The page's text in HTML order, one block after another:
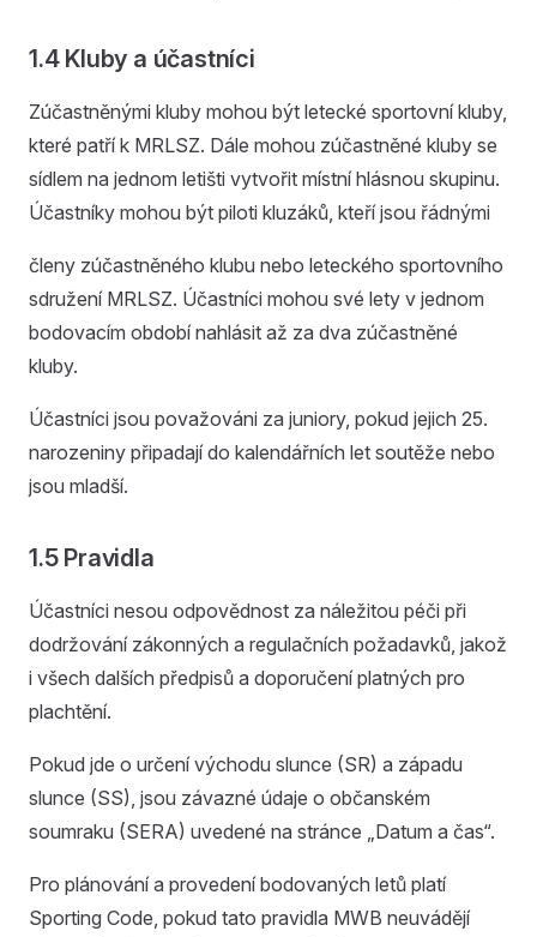
1.4 Kluby a účastníci
Zúčastněnými kluby mohou být letecké sportovní kluby,
které patří k MRLSZ. Dále mohou zúčastněné kluby se
sídlem na jednom letišti vytvořit místní hlásnou skupinu.
Účastníky mohou být piloti kluzáků, kteří jsou řádnými
členy zúčastněného klubu nebo leteckého sportovního
sdružení MRLSZ. Účastníci mohou své lety v jednom
bodovacím období nahlásit až za dva zúčastněné
kluby.
Účastníci jsou považováni za juniory, pokud jejich 25.
narozeniny připadají do kalendářních let soutěže nebo
jsou mladší.
1.5 Pravidla
Účastníci nesou odpovědnost za náležitou péči při
dodržování zákonných a regulačních požadavků, jakož
i všech dalších předpisů a doporučení platných pro
plachtění.
Pokud jde o určení východu slunce (SR) a západu
slunce (SS), jsou závazné údaje o občanském
soumraku (SERA) uvedené na stránce „Datum a čas“.
Pro plánování a provedení bodovaných letů platí
Sporting Code, pokud tato pravidla MWB neuvádějí